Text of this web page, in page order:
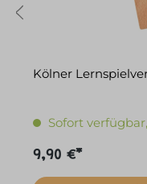
Kölner
Sofort
9,90 €*